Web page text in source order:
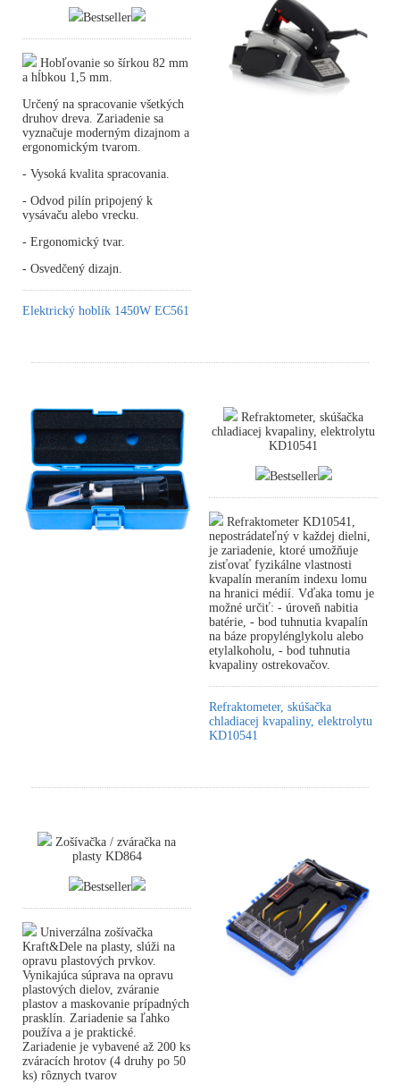
Bestseller
Hobľovanie so šírkou 82 mm
a hĺbkou 1,5 mm.
Určený na spracovanie všetkých
druhov dreva. Zariadenie sa
vyznačuje moderným dizajnom a
ergonomickým tvarom.
- Vysoká kvalita spracovania.
- Odvod pilín pripojený k
vysávaču alebo vrecku.
- Ergonomický tvar.
- Osvedčený dizajn.
Elektrický hoblík 1450W EC561
Refraktometer, skúšačka
chladiacej kvapaliny, elektrolytu
KD10541
Bestseller
Refraktometer KD10541,
nepostrádateľný v každej dielni,
je zariadenie, ktoré umožňuje
zisťovať fyzikálne vlastnosti
kvapalín meraním indexu lomu
na hranici médií. Vďaka tomu je
možné určiť: - úroveň nabitia
batérie, - bod tuhnutia kvapalín
na báze propylénglykolu alebo
etylalkoholu, - bod tuhnutia
kvapaliny ostrekovačov.
Refraktometer, skúšačka
chladiacej kvapaliny, elektrolytu
KD10541
Zošívačka / zváračka na
plasty KD864
Bestseller
Univerzálna zošívačka
Kraft&Dele na plasty, slúži na
opravu plastových prvkov.
Vynikajúca súprava na opravu
plastových dielov, zváranie
plastov a maskovanie prípadných
prasklín. Zariadenie sa ľahko
používa a je praktické.
Zariadenie je vybavené až 200 ks
zváracích hrotov (4 druhy po 50
ks) rôznych tvarov